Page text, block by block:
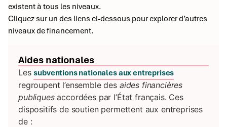
existent à tous les niveaux.
Cliquez sur un des liens ci-dessous pour explorer d’autres
niveaux de financement.
aides nationales
Lessubventions nationales aux entreprises
regroupent l’ensemble des aides financières
publiquesaccordées par l’État français. Ces
dispositifs de soutien permettent aux entreprises
de :